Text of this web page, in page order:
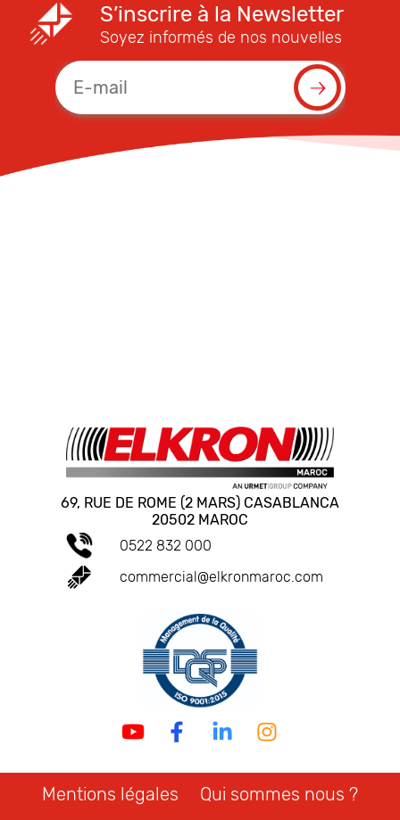
S’inscrire à la Newsletter
Soyez informés de nos nouvelles
69, RUE DE ROME (2 MARS) CASABLANCA
20502 MAROC
0522 832 000
commercial@elkronmaroc.com
Mentions légales Qui sommes nous ?